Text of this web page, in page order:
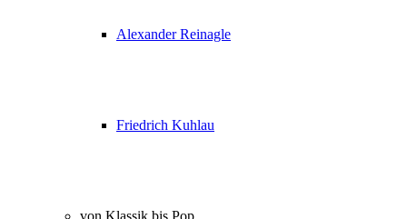
Alexander Reinagle
Friedrich Kuhlau
von Klassik bis Pop